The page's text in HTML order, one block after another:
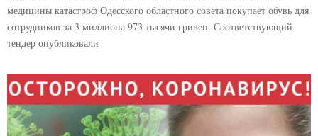
медицины катастроф Одесского областного совета покупает обувь для
сотрудников за 3 миллиона 973 тысячи гривен. Соответствующий
тендер опубликовали